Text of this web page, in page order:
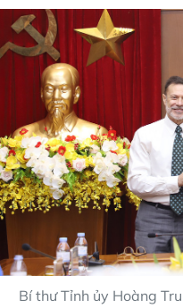
Bí thư Tỉnh ủy Hoàng